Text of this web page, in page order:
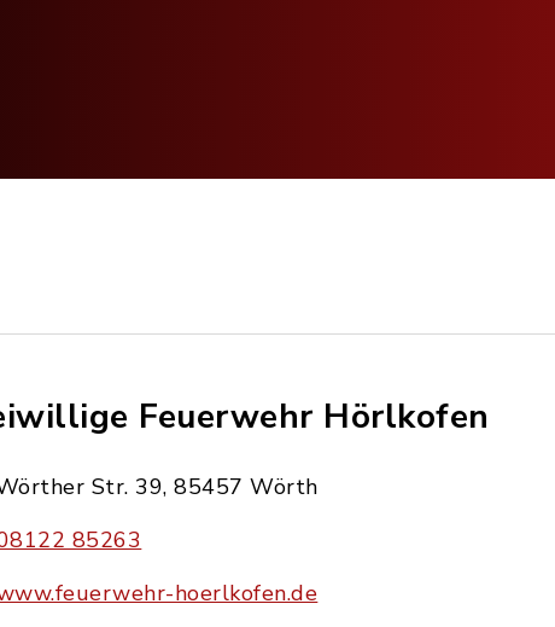
Feuerwehr Hörlkofen
Str. 39, 85457 Wörth
85263
hoerlkofen.de